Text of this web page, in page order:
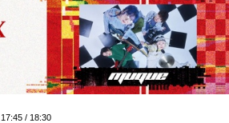
17:45 / 18:30